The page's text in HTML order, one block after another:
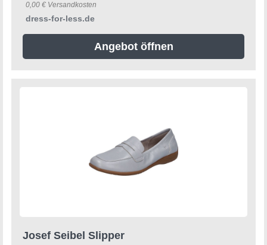
0,00 € Versandkosten
dress-for-less.de
Angebot öffnen
Josef Seibel Slipper